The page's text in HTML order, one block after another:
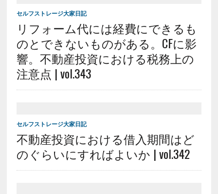
セルフストレージ大家日記
リフォーム代には経費にできるも
のとできないものがある。CFに影
響。不動産投資における税務上の
注意点 | vol.343
セルフストレージ大家日記
不動産投資における借入期間はど
のぐらいにすればよいか | vol.342